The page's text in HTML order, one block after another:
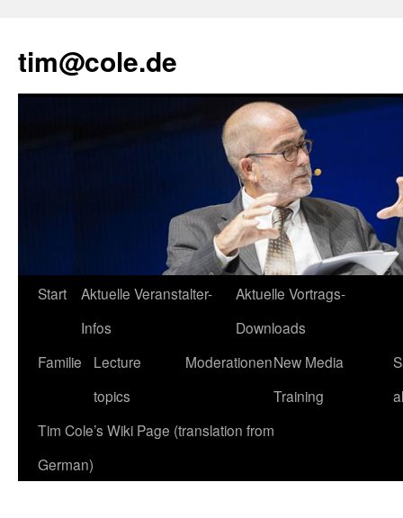
tim@cole.de
Start
Aktuelle Veranstalter-
Infos
Aktuelle Vortrags-
Downloads
Familie
Lecture
topics
ModerationenNew Media
Training
Tim Cole’s Wiki Page (translation from
German)